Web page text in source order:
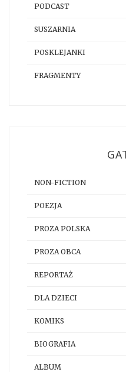
PODCAST
SUSZARNIA
POSKLEJANKI
FRAGMENTY
NON-FICTION
POEZJA
PROZA POLSKA
PROZA OBCA
REPORTAŻ
DLA DZIECI
KOMIKS
BIOGRAFIA
ALBUM